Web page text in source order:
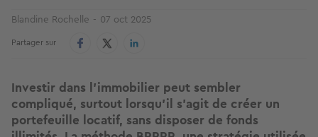
Blandine Rochelle 07 oct 2025
Partager sur
Investir dans l’immobilier peut sembler
compliqué, surtout lorsqu’il s’agit de créer un
portefeuille locatif, sans disposer de fonds